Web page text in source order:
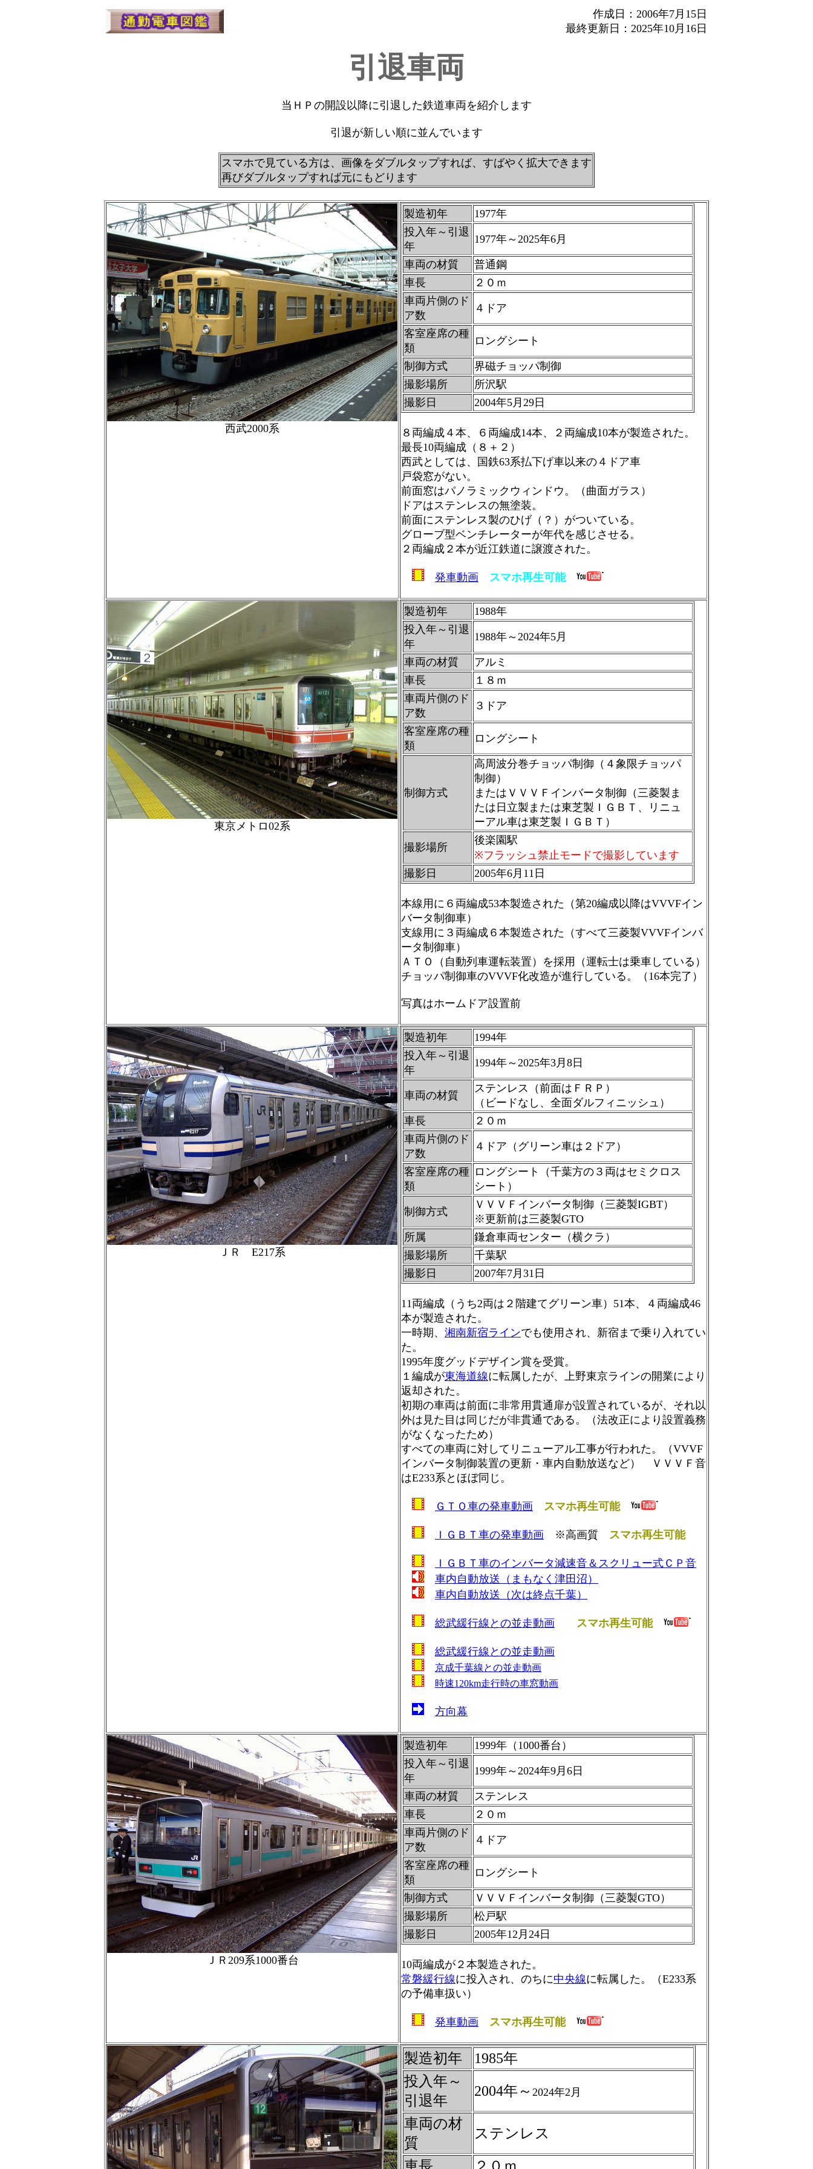
作成日：2006年7月15日
最終更新日：2025年10月16日
引退車両
当ＨＰの開設以降に引退した鉄道車両を紹介します
引退が新しい順に並んでいます
スマホで見ている方は、画像をダブルタップすれば、すばやく拡大できます
再びダブルタップすれば元にもどります
西武2000系
製造初年
1977年
投入年～引退
年
1977年～2025年6月
車両の材質
普通鋼
車長
２０ｍ
車両片側のド
ア数
４ドア
客室座席の種
類
ロングシート
制御方式
界磁チョッパ制御
撮影場所
所沢駅
撮影日
2004年5月29日
８両編成４本、６両編成14本、２両編成10本が製造された。
最長10両編成（８＋２）
西武としては、国鉄63系払下げ車以来の４ドア車
戸袋窓がない。
前面窓はパノラミックウィンドウ。（曲面ガラス）
ドアはステンレスの無塗装。
前面にステンレス製のひげ（？）がついている。
グローブ型ベンチレーターが年代を感じさせる。
２両編成２本が近江鉄道に譲渡された。
発車動画 スマホ再生可能
東京メトロ02系
製造初年
1988年
投入年～引退
年
1988年～2024年5月
車両の材質
アルミ
車長
１８ｍ
車両片側のド
ア数
３ドア
客室座席の種
類
ロングシート
制御方式
高周波分巻チョッパ制御（４象限チョッパ
制御）
またはＶＶＶＦインバータ制御（三菱製ま
たは日立製または東芝製ＩＧＢＴ、リニュ
ーアル車は東芝製ＩＧＢＴ）
撮影場所
後楽園駅
※フラッシュ禁止モードで撮影しています
撮影日
2005年6月11日
本線用に６両編成53本製造された（第20編成以降はVVVFイン
バータ制御車）
支線用に３両編成６本製造された（すべて三菱製VVVFインバ
ータ制御車）
ＡＴＯ（自動列車運転装置）を採用（運転士は乗車している）
チョッパ制御車のVVVF化改造が進行している。（16本完了）
写真はホームドア設置前
ＪＲ E217系
製造初年
1994年
投入年～引退
年
1994年～2025年3月8日
車両の材質
ステンレス（前面はＦＲＰ）
（ビードなし、全面ダルフィニッシュ）
車長
２０ｍ
車両片側のド
ア数
４ドア（グリーン車は２ドア）
客室座席の種
類
ロングシート（千葉方の３両はセミクロス
シート）
制御方式
ＶＶＶＦインバータ制御（三菱製IGBT）
※更新前は三菱製GTO
所属
鎌倉車両センター（横クラ）
撮影場所
千葉駅
撮影日
2007年7月31日
11両編成（うち2両は２階建てグリーン車）51本、４両編成46
本が製造された。
一時期、 湘南新宿ラインでも使用され、新宿まで乗り入れてい
た。
1995年度グッドデザイン賞を受賞。
１編成が東海道線に転属したが、上野東京ラインの開業により
返却された。
初期の車両は前面に非常用貫通扉が設置されているが、それ以
外は見た目は同じだが非貫通である。（法改正により設置義務
がなくなったため）
すべての車両に対してリニューアル工事が行われた。（VVVF
インバータ制御装置の更新・車内自動放送など） ＶＶＶＦ音
はE233系とほぼ同じ。
ＧＴＯ車の発車動画 スマホ再生可能
ＩＧＢＴ車の発車動画 ※高画質 スマホ再生可能
ＩＧＢＴ車のインバータ減速音＆スクリュー式ＣＰ音
車内自動放送（まもなく津田沼）
車内自動放送（次は終点千葉）
総武緩行線との並走動画 スマホ再生可能
総武緩行線との並走動画
京成千葉線との並走動画
時速120km走行時の車窓動画
方向幕
ＪＲ209系1000番台
製造初年
1999年（1000番台）
投入年～引退
年
1999年～2024年9月6日
車両の材質
ステンレス
車長
２０ｍ
車両片側のド
ア数
４ドア
客室座席の種
類
ロングシート
制御方式
ＶＶＶＦインバータ制御（三菱製GTO）
撮影場所
松戸駅
撮影日
2005年12月24日
10両編成が２本製造された。
常磐緩行線に投入され、のちに中央線に転属した。（E233系
の予備車扱い）
発車動画 スマホ再生可能
製造初年
1985年
投入年～
引退年
2004年～ 2024年2月
車両の材
質
ステンレス